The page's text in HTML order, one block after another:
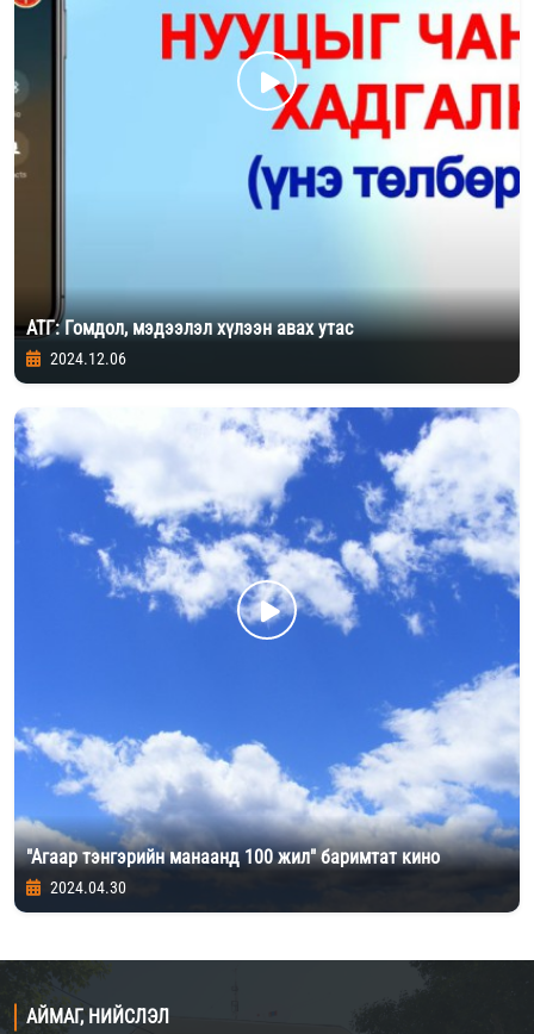
АТГ: Гомдол, мэдээлэл хүлээн авах утас
2024.12.06
"Агаар тэнгэрийн манаанд 100 жил" баримтат кино
2024.04.30
АЙМАГ, НИЙСЛЭЛ